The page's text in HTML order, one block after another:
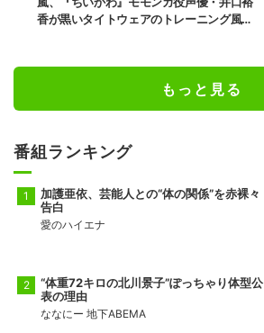
香が黒いタイトウェアのトレーニング風景
もっと見る
番組ランキング
加護亜依、芸能人との“体の関係”を赤裸々
告白
愛のハイエナ
“体重72キロの北川景子”ぽっちゃり体型公
表の理由
ななにー 地下ABEMA